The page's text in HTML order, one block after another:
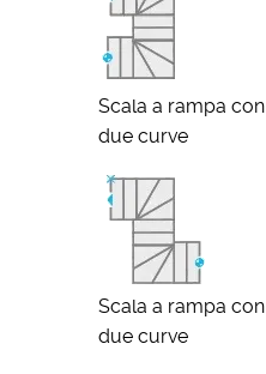
Scala a rampa con
due curve
Scala a rampa con
due curve